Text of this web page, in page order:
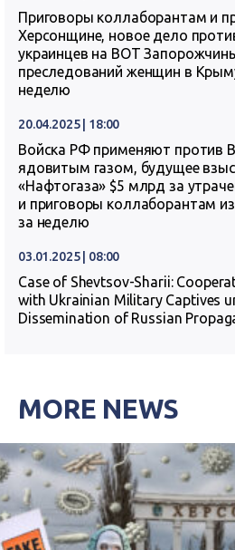
Приговоры коллаборантам и
Херсонщине, новое дело
украинцев на ВОТ
преследований женщин в
неделю
20.04.2025 | 18:00
Войска РФ применяют против
ядовитым газом, будущее
«Нафтогаза» $5 млрд за
и приговоры коллаборантам
за неделю
03.01.2025 | 08:00
Case of Shevtsov-Sharii:
with Ukrainian Military Captives
Dissemination of Russian
MORE NEWS